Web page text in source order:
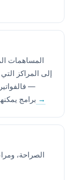
المساهمات
إلى المراكز
—
برامج الموارد المالية →
الصراحة،